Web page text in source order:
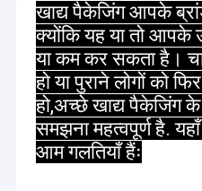
खाद्य पैकेजिंग आपके
क्योंकि यह या तो आपके
या कम कर सकता है।
हो या पुराने लोगों को
हो,अच्छे खाद्य पैकेजिंग के
समझना महत्वपूर्ण है.
आम गलतियाँ हैंः